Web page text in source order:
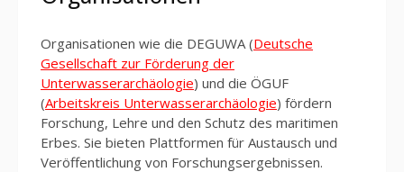
Organisationen wie die DEGUWA (Deutsche
Gesellschaft zur Förderung der
Unterwasserarchäologie) und die ÖGUF
(Arbeitskreis Unterwasserarchäologie) fördern
Forschung, Lehre und den Schutz des maritimen
Erbes. Sie bieten Plattformen für Austausch und
Veröffentlichung von Forschungsergebnissen.